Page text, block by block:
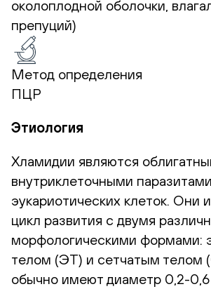
околоплодной оболочки,
препуций)
Метод определения
ПЦР
Этиология
Хламидии являются
внутриклеточными паразитами
эукариотических клеток. Они
цикл развития с двумя
морфологическими формами:
телом (ЭТ) и сетчатым телом
обычно имеют диаметр 0,2-